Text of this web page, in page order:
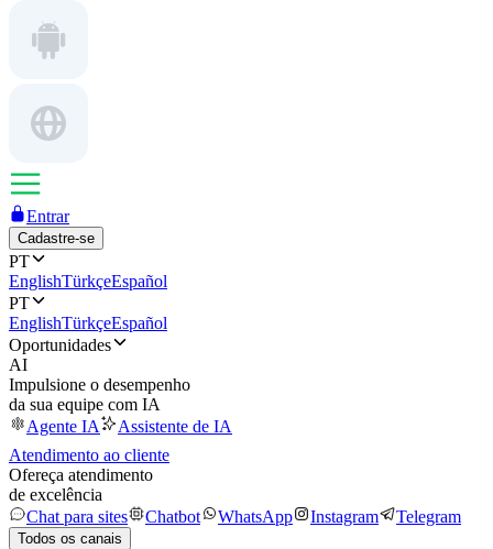
Entrar
Cadastre-se
PT
EnglishTürkçeEspañol
PT
EnglishTürkçeEspañol
Oportunidades
AI
Impulsione o desempenho
da sua equipe com IA
Agente IA
Assistente de IA
Atendimento ao cliente
Ofereça atendimento
de excelência
Chat para sites
Chatbot WhatsApp Instagram Telegram
Todos os canais